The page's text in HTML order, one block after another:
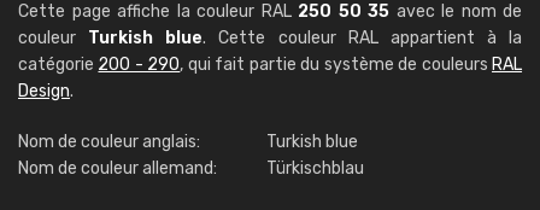
Cette page affiche la couleur RAL 250 50 35 avec le nom de
couleur Turkish blue. Cette couleur RAL appartient à la
catégorie 200 - 290, qui fait partie du système de couleurs RAL
Design.
Nom de couleur anglais:
Turkish blue
Nom de couleur allemand:
Türkischblau